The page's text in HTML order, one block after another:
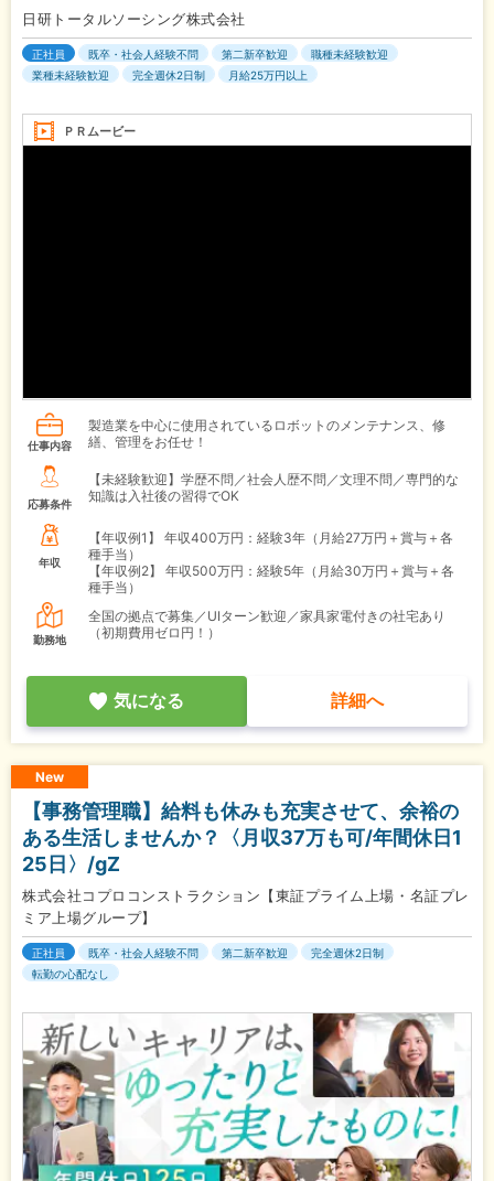
日研トータルソーシング株式会社
正社員 既卒・社会人経験不問 第二新卒歓迎
職種未経験歓迎
業種未経験歓迎
完全週休2日制 月給25万円以上
ＰＲムービー
仕事内容
製造業を中心に使用されているロボットのメンテナンス、修
繕、管理をお任せ！
応募条件
【未経験歓迎】学歴不問／社会人歴不問／文理不問／専門的な
知識は入社後の習得でOK
年収
【年収例1】
年収400万円：経験3年（月給27万円＋賞与＋各
種手当）
【年収例2】
年収500万円：経験5年（月給30万円＋賞与＋各
種手当）
勤務地
全国の拠点で募集／UIターン歓迎／家具家電付きの社宅あり
（初期費用ゼロ円！）
気になる 詳細へ
New
【事務管理職】給料も休みも充実させて、余裕の
ある生活しませんか？〈月収37万も可/年間休日1
25日〉/gZ
株式会社コプロコンストラクション【東証プライム上場・名証プレ
ミア上場グループ】
正社員 既卒・社会人経験不問 第二新卒歓迎
完全週休2日制
転勤の心配なし